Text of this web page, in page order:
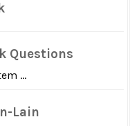
Questions
...
Lain